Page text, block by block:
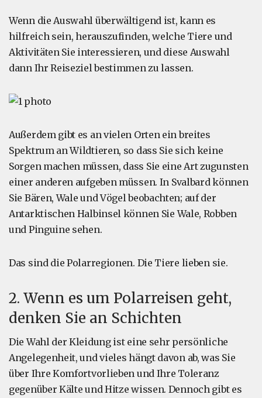
Wenn die Auswahl überwältigend ist, kann es
hilfreich sein, herauszufinden, welche Tiere und
Aktivitäten Sie interessieren, und diese Auswahl
dann Ihr Reiseziel bestimmen zu lassen.
Außerdem gibt es an vielen Orten ein breites
Spektrum an Wildtieren, so dass Sie sich keine
Sorgen machen müssen, dass Sie eine Art zugunsten
einer anderen aufgeben müssen. In Svalbard können
Sie Bären, Wale und Vögel beobachten; auf der
Antarktischen Halbinsel können Sie Wale, Robben
und Pinguine sehen.
Das sind die Polarregionen. Die Tiere lieben sie.
2. Wenn es um Polarreisen geht,
denken Sie an Schichten
Die Wahl der Kleidung ist eine sehr persönliche
Angelegenheit, und vieles hängt davon ab, was Sie
über Ihre Komfortvorlieben und Ihre Toleranz
gegenüber Kälte und Hitze wissen. Dennoch gibt es